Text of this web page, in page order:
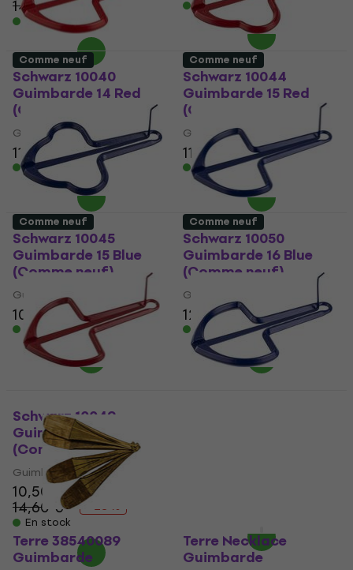
14,75 €
- 19 %
En stock
En stock
Schwarz 10040
Guimbarde 14 Red
(Comme neuf)
Guimbarde
11 €
En stock
Schwarz 10044
Guimbarde 15 Red
(Comme neuf)
Guimbarde
11,30 € 11,50 €
En stock
Comme neuf
Schwarz 10045
Guimbarde 15 Blue
(Comme neuf)
Guimbarde
10,80 € 12,70 €
En stock
Comme neuf
Schwarz 10050
Guimbarde 16 Blue
(Comme neuf)
Guimbarde
12,30 €13,50 €
En stock
Comme neuf
Schwarz 10049
Guimbarde 16 Red
(Comme neuf)
Guimbarde
10,50 €
14,60 €
- 28 %
En stock
Comme neuf
Terre 38540089
Guimbarde
Terre Necklace
Guimbarde